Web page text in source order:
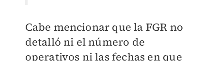
Cabe mencionar que la FGR no
detalló ni el número de
operativos ni las fechas en que